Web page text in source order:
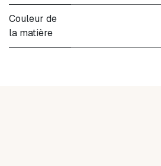
Couleur de
la matière